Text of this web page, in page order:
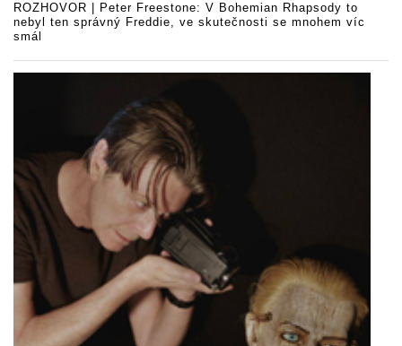
ROZHOVOR | Peter Freestone: V Bohemian Rhapsody to
nebyl ten správný Freddie, ve skutečnosti se mnohem víc
smál